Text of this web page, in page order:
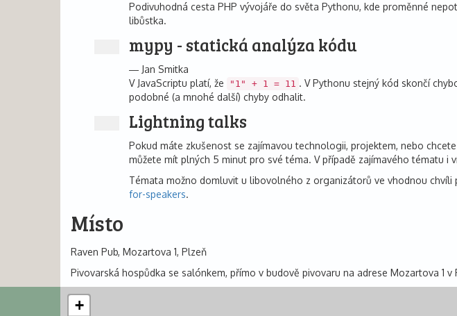
Podivuhodná cesta PHP vývojáře do světa Pythonu, kde proměnné
libůstka.
mypy - statická analýza kódu
Jan Smitka
V JavaScriptu platí, že
"1" + 1 = 11 . V Pythonu stejný kód skončí
podobné (a mnohé další) chyby odhalit.
Lightning talks
Pokud máte zkušenost se zajímavou technologii, projektem, nebo
můžete mít plných 5 minut pro své téma. V případě zajímavého tématu i
Témata možno domluvit u libovolného z organizátorů ve vhodnou chvíli
for-speakers.
Místo
Raven Pub, Mozartova 1, Plzeň
Pivovarská hospůdka se salónkem, přímo v budově pivovaru na adrese Mozartova 1
+